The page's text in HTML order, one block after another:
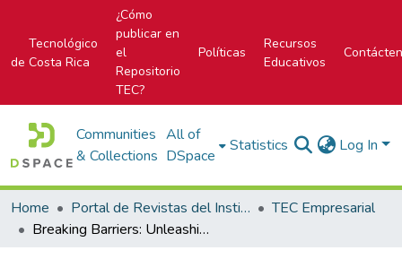
Tecnológico
de Costa Rica
¿Cómo
publicar en
el
Repositorio
TEC?
Políticas
Recursos
Educativos
Communities
& Collections
All of
DSpace
Statistics Log In
Home Portal de Revistas del Instituto Tecnológico de Costa Rica
TEC Empresarial
Breaking Barriers: Unleashing the Power of Feminist Action Research to Transform Organisational Inequalities—A Case Study of XEAS País Valencià